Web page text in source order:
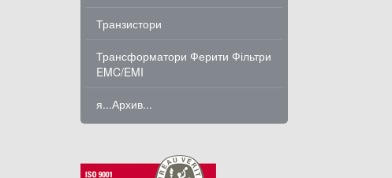
Транзистори
Трансформатори Ферити Фільтри
EMC/EMI
я...Архив...